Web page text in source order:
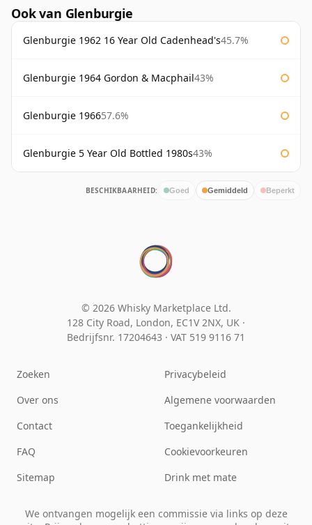
Ook van Glenburgie
Glenburgie 1962 16 Year Old Cadenhead's45.7%
Glenburgie 1964 Gordon & Macphail43%
Glenburgie 196657.6%
Glenburgie 5 Year Old Bottled 1980s43%
BESCHIKBAARHEID: Goed Gemiddeld Beperkt
© 2026 Whisky Marketplace Ltd.
128 City Road, London, EC1V 2NX, UK ·
Bedrijfsnr. 17204643 · VAT 519 9116 71
Zoeken
Over ons
Contact
FAQ
Sitemap
Privacybeleid
Algemene voorwaarden
Toegankelijkheid
Cookievoorkeuren
Drink met mate
We ontvangen mogelijk een commissie via links op deze